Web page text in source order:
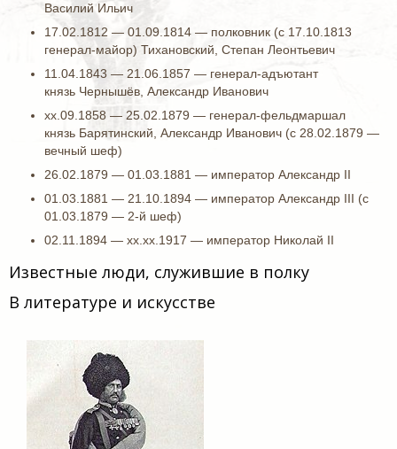
Василий Ильич
17.02.1812 — 01.09.1814 — полковник (с 17.10.1813
генерал-майор) Тихановский, Степан Леонтьевич
11.04.1843 — 21.06.1857 — генерал-адъютант
князь Чернышёв, Александр Иванович
хх.09.1858 — 25.02.1879 — генерал-фельдмаршал
князь Барятинский, Александр Иванович (с 28.02.1879 —
вечный шеф)
26.02.1879 — 01.03.1881 — император Александр II
01.03.1881 — 21.10.1894 — император Александр III (с
01.03.1879 — 2-й шеф)
02.11.1894 — хх.хх.1917 — император Николай II
Известные люди, служившие в полку
В литературе и искусстве